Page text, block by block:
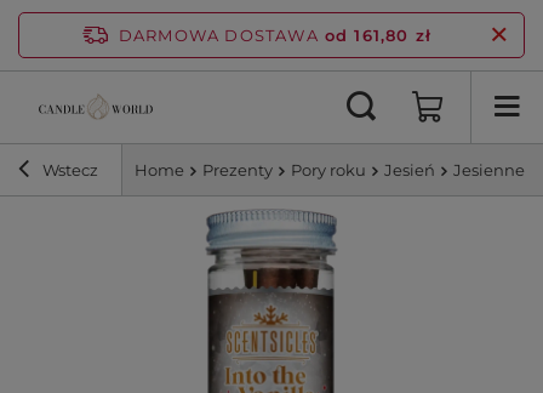
DARMOWA DOSTAWA od 161,80 zł
Wstecz Home Prezenty Pory roku Jesień Jesienne